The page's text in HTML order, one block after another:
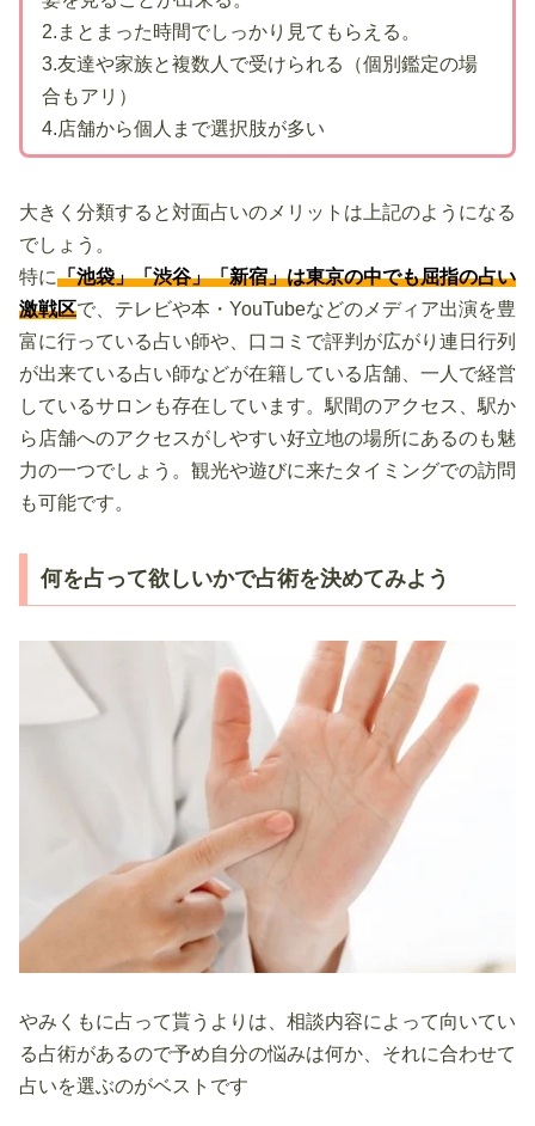
2.まとまった時間でしっかり見てもらえる。
3.友達や家族と複数人で受けられる（個別鑑定の場
合もアリ）
4.店舗から個人まで選択肢が多い
大きく分類すると対面占いのメリットは上記のようになる
でしょう。
特に「池袋」「渋谷」「新宿」は東京の中でも屈指の占い
激戦区で、テレビや本・YouTubeなどのメディア出演を豊
富に行っている占い師や、口コミで評判が広がり連日行列
が出来ている占い師などが在籍している店舗、一人で経営
しているサロンも存在しています。駅間のアクセス、駅か
ら店舗へのアクセスがしやすい好立地の場所にあるのも魅
力の一つでしょう。観光や遊びに来たタイミングでの訪問
も可能です。
何を占って欲しいかで占術を決めてみよう
やみくもに占って貰うよりは、相談内容によって向いてい
る占術があるので予め自分の悩みは何か、それに合わせて
占いを選ぶのがベストです